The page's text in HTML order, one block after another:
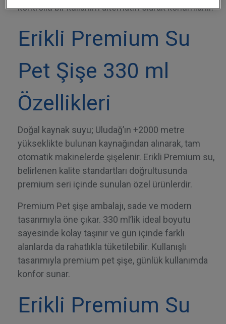
kontrollü bir kullanım alternatifi olarak konumlanır.
Erikli Premium Su
Pet Şişe 330 ml
Özellikleri
Doğal kaynak suyu; Uludağ’ın +2000 metre
yükseklikte bulunan kaynağından alınarak, tam
otomatik makinelerde şişelenir. Erikli Premium su,
belirlenen kalite standartları doğrultusunda
premium seri içinde sunulan özel ürünlerdir.
Premium Pet şişe ambalajı, sade ve modern
tasarımıyla öne çıkar. 330 ml’lik ideal boyutu
sayesinde kolay taşınır ve gün içinde farklı
alanlarda da rahatlıkla tüketilebilir. Kullanışlı
tasarımıyla premium pet şişe, günlük kullanımda
konfor sunar.
Erikli Premium Su